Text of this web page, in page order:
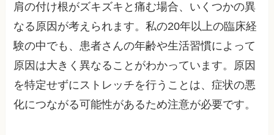
肩の付け根がズキズキと痛む場合、いくつかの異
なる原因が考えられます。私の20年以上の臨床経
験の中でも、患者さんの年齢や生活習慣によって
原因は大きく異なることがわかっています。原因
を特定せずにストレッチを行うことは、症状の悪
化につながる可能性があるため注意が必要です。